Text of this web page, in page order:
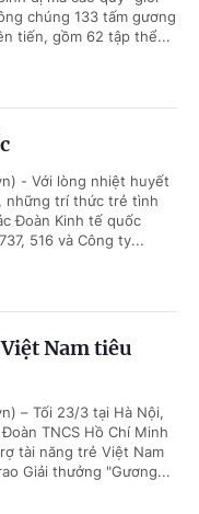
chúng 133 tấm gương
tiến, gồm 62 tập thể...
- Với lòng nhiệt huyết
những trí thức trẻ tình
Đoàn Kinh tế quốc
516 và Công ty...
Nam tiêu
– Tối 23/3 tại Hà Nội,
TNCS Hồ Chí Minh
tài năng trẻ Việt Nam
Giải thưởng "Gương...